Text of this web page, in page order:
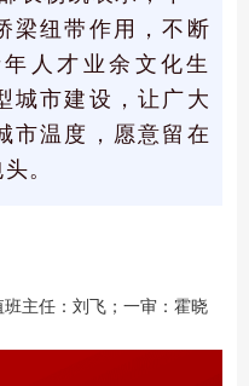
梁纽带作用，不断
人才业余文化生
城市建设，让广大
市温度，愿意留在
。
班主任：刘飞；一审：霍晓